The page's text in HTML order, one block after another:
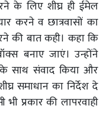
के लिए शीघ्र ही ईमेल
करने व छात्रवासों का
की बात कही। कहा कि
बनाए जाएं। उन्होंने
के साथ संवाद किया और
समाधान का निर्देश दे
प्रकार की लापरवाही